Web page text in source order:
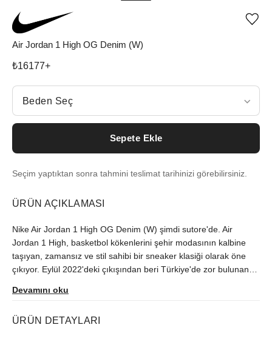
Air Jordan 1 High OG Denim (W)
₺16177+
Beden Seç
Beden Seç
Sepete Ekle
Seçim yaptıktan sonra tahmini teslimat tarihinizi görebilirsiniz.
ÜRÜN AÇIKLAMASI
Nike Air Jordan 1 High OG Denim (W) şimdi sutore'de. Air
Jordan 1 High, basketbol kökenlerini şehir modasının kalbine
taşıyan, zamansız ve stil sahibi bir sneaker klasiği olarak öne
çıkıyor. Eylül 2022'deki çıkışından beri Türkiye'de zor bulunan
Devamını oku
ÜRÜN DETAYLARI